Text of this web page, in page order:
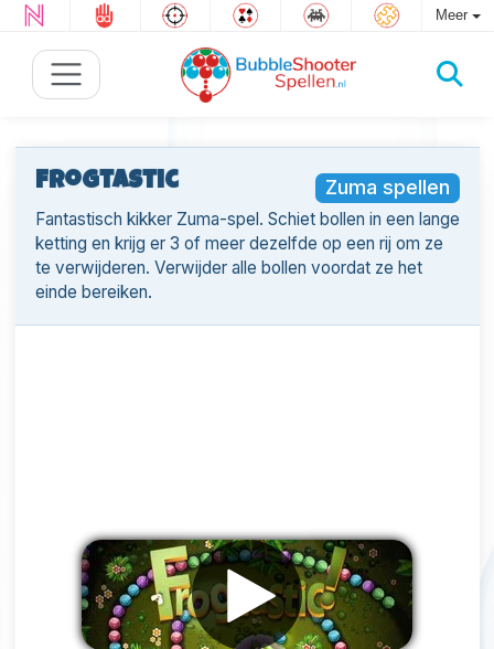
Meer
Zuma spellen
Frogtastic
Fantastisch kikker Zuma-spel. Schiet bollen in een lange
ketting en krijg er 3 of meer dezelfde op een rij om ze
te verwijderen. Verwijder alle bollen voordat ze het
einde bereiken.